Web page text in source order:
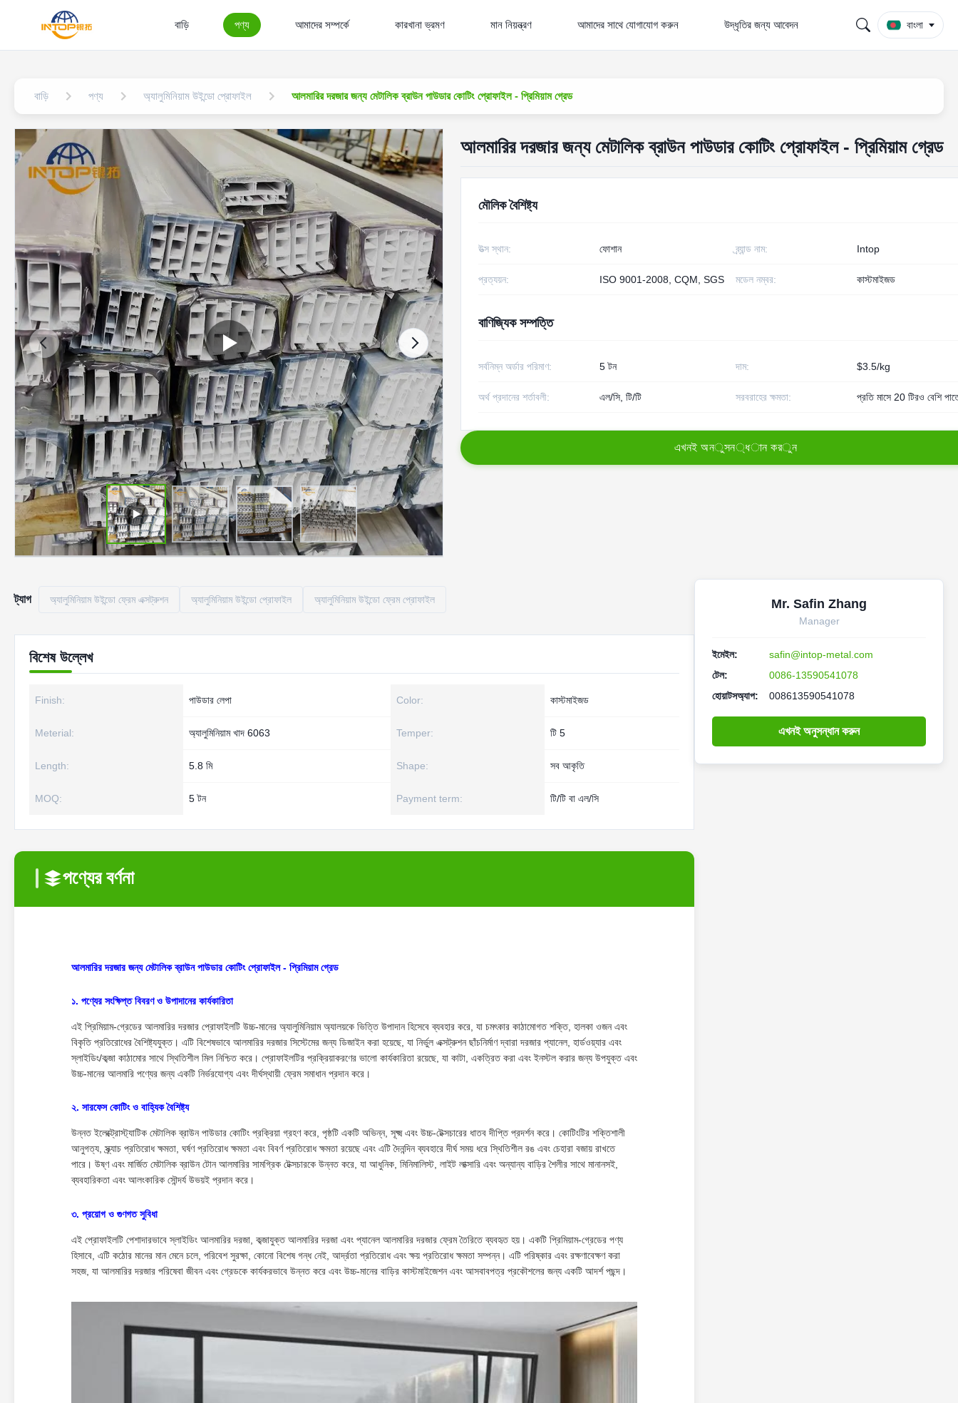
বাড়ি পণ্য আমাদের সম্পর্কে কারখানা ভ্রমণ মান নিয়ন্ত্রণ আমাদের সাথে যোগাযোগ করুন উদ্ধৃতির জন্য আবেদন বাংলা
বাড়ি পণ্য অ্যালুমিনিয়াম উইন্ডো প্রোফাইল আলমারির দরজার জন্য মেটালিক ব্রাউন পাউডার কোটিং প্রোফাইল - প্রিমিয়াম গ্রেড
আলমারির দরজার জন্য মেটালিক ব্রাউন পাউডার কোটিং প্রোফাইল - প্রিমিয়াম গ্রেড
মৌলিক বৈশিষ্ট্য
উত্স স্থান: ফোশান ব্র্যান্ড নাম: Intop
প্রত্যয়ন: ISO 9001-2008, CQM, SGS মডেল নম্বর: কাস্টমাইজড
বাণিজ্যিক সম্পত্তি
সর্বনিম্ন অর্ডার পরিমাণ: 5 টন দাম: $3.5/kg
অর্থ প্রদানের শর্তাবলী: এল/সি, টি/টি সরবরাহের ক্ষমতা: প্রতি মাসে 20 টিরও বেশি
এখনই অনুসন্ধান করুন
ট্যাগ অ্যালুমিনিয়াম উইন্ডো ফ্রেম এক্সট্রুশন অ্যালুমিনিয়াম উইন্ডো প্রোফাইল অ্যালুমিনিয়াম উইন্ডো ফ্রেম প্রোফাইল
বিশেষ উল্লেখ
Finish: পাউডার লেপা Color: কাস্টমাইজড
Meterial: অ্যালুমিনিয়াম খাদ 6063 Temper: টি 5
Length: 5.8 মি Shape: সব আকৃতি
MOQ: 5 টন Payment term: টি/টি বা এল/সি
পণ্যের বর্ণনা
আলমারির দরজার জন্য মেটালিক ব্রাউন পাউডার কোটিং প্রোফাইল - প্রিমিয়াম গ্রেড
১. পণ্যের সংক্ষিপ্ত বিবরণ ও উপাদানের কার্যকারিতা
এই প্রিমিয়াম-গ্রেডের আলমারির দরজার প্রোফাইলটি উচ্চ-মানের অ্যালুমিনিয়াম অ্যালয়কে ভিত্তি উপাদান হিসেবে ব্যবহার করে, যা চমৎকার কাঠামোগত শক্তি, হালকা ওজন এবং
বিকৃতি প্রতিরোধের বৈশিষ্ট্যযুক্ত। এটি বিশেষভাবে আলমারির দরজার সিস্টেমের জন্য ডিজাইন করা হয়েছে, যা নির্ভুল এক্সট্রুশন ছাঁচনির্মাণ দ্বারা দরজার প্যানেল, হার্ডওয়্যার এবং
স্লাইডিং/কব্জা কাঠামোর সাথে স্থিতিশীল মিল নিশ্চিত করে। প্রোফাইলটির প্রক্রিয়াকরণের ভালো কার্যকারিতা রয়েছে, যা কাটা, একত্রিত করা এবং ইনস্টল করার জন্য উপযুক্ত এবং
উচ্চ-মানের আলমারি পণ্যের জন্য একটি নির্ভরযোগ্য এবং দীর্ঘস্থায়ী ফ্রেম সমাধান প্রদান করে।
২. সারফেস কোটিং ও বাহ্যিক বৈশিষ্ট্য
উন্নত ইলেক্ট্রোস্ট্যাটিক মেটালিক ব্রাউন পাউডার কোটিং প্রক্রিয়া গ্রহণ করে, পৃষ্ঠটি একটি অভিন্ন, সূক্ষ্ম এবং উচ্চ-টেক্সচারের ধাতব দীপ্তি প্রদর্শন করে। কোটিংটির শক্তিশালী
আনুগত্য, স্ক্র্যাচ প্রতিরোধ ক্ষমতা, ঘর্ষণ প্রতিরোধ ক্ষমতা এবং বিবর্ণ প্রতিরোধ ক্ষমতা রয়েছে এবং এটি দৈনন্দিন ব্যবহারে দীর্ঘ সময় ধরে স্থিতিশীল রঙ এবং চেহারা বজায় রাখতে
পারে। উষ্ণ এবং মার্জিত মেটালিক ব্রাউন টোন আলমারির সামগ্রিক টেক্সচারকে উন্নত করে, যা আধুনিক, মিনিমালিস্ট, লাইট লাক্সারি এবং অন্যান্য বাড়ির শৈলীর সাথে মানানসই,
ব্যবহারিকতা এবং আলংকারিক সৌন্দর্য উভয়ই প্রদান করে।
৩. প্রয়োগ ও গুণগত সুবিধা
এই প্রোফাইলটি পেশাদারভাবে স্লাইডিং আলমারির দরজা, কব্জাযুক্ত আলমারির দরজা এবং প্যানেল আলমারির দরজার ফ্রেম তৈরিতে ব্যবহৃত হয়। একটি প্রিমিয়াম-গ্রেডের পণ্য
হিসাবে, এটি কঠোর মানের মান মেনে চলে, পরিবেশ সুরক্ষা, কোনো বিশেষ গন্ধ নেই, আর্দ্রতা প্রতিরোধ এবং ক্ষয় প্রতিরোধ ক্ষমতা সম্পন্ন। এটি পরিষ্কার এবং রক্ষণাবেক্ষণ করা
সহজ, যা আলমারির দরজার পরিষেবা জীবন এবং গ্রেডকে কার্যকরভাবে উন্নত করে এবং উচ্চ-মানের বাড়ির কাস্টমাইজেশন এবং আসবাবপত্র প্রকৌশলের জন্য একটি আদর্শ পছন্দ।
Mr. Safin Zhang
Manager
ইমেইল:
safin@intop-metal.com
টেল:
0086-13590541078
হোয়াটসঅ্যাপ:
008613590541078
এখনই অনুসন্ধান করুন